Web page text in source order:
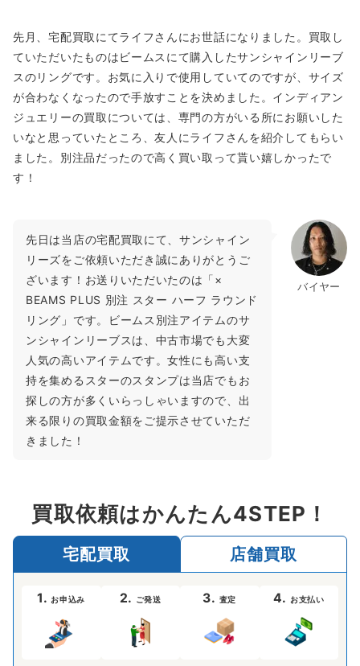
先月、宅配買取にてライフさんにお世話になりました。買取し
ていただいたものはビームスにて購入したサンシャインリーブ
スのリングです。お気に入りで使用していてのですが、サイズ
が合わなくなったので手放すことを決めました。インディアン
ジュエリーの買取については、専門の方がいる所にお願いした
いなと思っていたところ、友人にライフさんを紹介してもらい
ました。別注品だったので高く買い取って貰い嬉しかったで
す！
バイヤー
先日は当店の宅配買取にて、サンシャイン
リーズをご依頼いただき誠にありがとうご
ざいます！お送りいただいたのは「×
BEAMS PLUS 別注 スター ハーフ ラウンド
リング」です。ビームス別注アイテムのサ
ンシャインリーブスは、中古市場でも大変
人気の高いアイテムです。女性にも高い支
持を集めるスターのスタンプは当店でもお
探しの方が多くいらっしゃいますので、出
来る限りの買取金額をご提示させていただ
きました！
買取依頼はかんたん4STEP！
宅配買取 店舗買取
1.お申込み 2. ご発送 3. 査定 4. お支払い